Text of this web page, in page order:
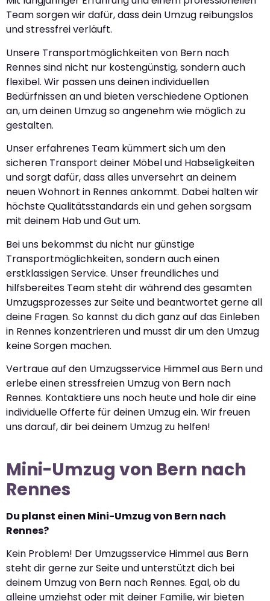
Team sorgen wir dafür, dass dein Umzug reibungslos
und stressfrei verläuft.
Unsere Transportmöglichkeiten von Bern nach
Rennes sind nicht nur kostengünstig, sondern auch
flexibel. Wir passen uns deinen individuellen
Bedürfnissen an und bieten verschiedene Optionen
an, um deinen Umzug so angenehm wie möglich zu
gestalten.
Unser erfahrenes Team kümmert sich um den
sicheren Transport deiner Möbel und Habseligkeiten
und sorgt dafür, dass alles unversehrt an deinem
neuen Wohnort in Rennes ankommt. Dabei halten wir
höchste Qualitätsstandards ein und gehen sorgsam
mit deinem Hab und Gut um.
Bei uns bekommst du nicht nur günstige
Transportmöglichkeiten, sondern auch einen
erstklassigen Service. Unser freundliches und
hilfsbereites Team steht dir während des gesamten
Umzugsprozesses zur Seite und beantwortet gerne all
deine Fragen. So kannst du dich ganz auf das Einleben
in Rennes konzentrieren und musst dir um den Umzug
keine Sorgen machen.
Vertraue auf den Umzugsservice Himmel aus Bern und
erlebe einen stressfreien Umzug von Bern nach
Rennes. Kontaktiere uns noch heute und hole dir eine
individuelle Offerte für deinen Umzug ein. Wir freuen
uns darauf, dir bei deinem Umzug zu helfen!
Mini-Umzug von Bern nach
Rennes
Du planst einen Mini-Umzug von Bern nach
Rennes?
Kein Problem! Der Umzugsservice Himmel aus Bern
steht dir gerne zur Seite und unterstützt dich bei
deinem Umzug von Bern nach Rennes. Egal, ob du
alleine umziehst oder mit deiner Familie, wir bieten